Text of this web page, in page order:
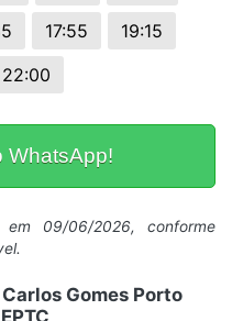
17:55
19:15
22:00
WhatsApp!
09/06/2026, conforme
Gomes Porto